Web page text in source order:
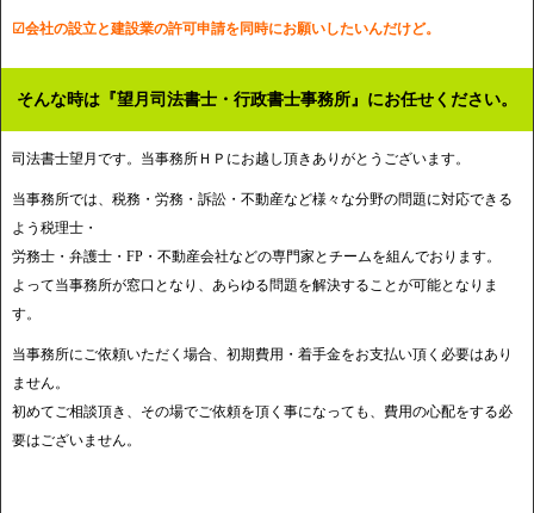
☑会社の設立と建設業の許可申請を同時にお願いしたいんだけど。
そんな時は『望月司法書士・行政書士事務所』にお任せください。
司法書士望月です。当事務所ＨＰにお越し頂きありがとうございます。
当事務所では、税務・労務・訴訟・不動産など様々な分野の問題に対応できる
よう税理士・
労務士・弁護士・FP・不動産会社などの専門家とチームを組んでおります。
よって当事務所が窓口となり、あらゆる問題を解決することが可能となりま
す。
当事務所にご依頼いただく場合、初期費用・着手金をお支払い頂く必要はあり
ません。
初めてご相談頂き、その場でご依頼を頂く事になっても、費用の心配をする必
要はございません。